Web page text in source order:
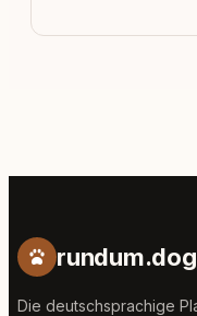
rundum.dog
Die deutschsprachige